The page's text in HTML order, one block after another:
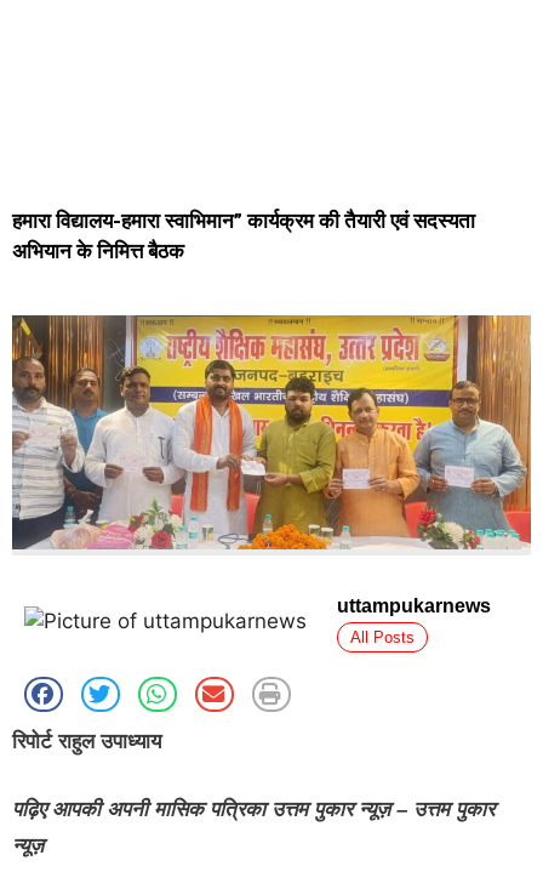
हमारा विद्यालय-हमारा स्वाभिमान” कार्यक्रम की तैयारी एवं सदस्यता
अभियान के निमित्त बैठक
uttampukarnews
All Posts
रिपोर्ट राहुल उपाध्याय
पढ़िए आपकी अपनी मासिक पत्रिका उत्तम पुकार न्यूज़ – उत्तम पुकार
न्यूज़